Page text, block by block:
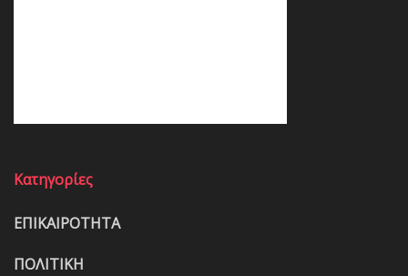
Κατηγορίες
ΕΠΙΚΑΙΡΟΤΗΤΑ
ΠΟΛΙΤΙΚΗ